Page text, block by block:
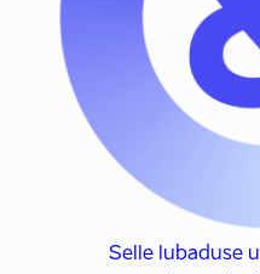
Selle lubaduse